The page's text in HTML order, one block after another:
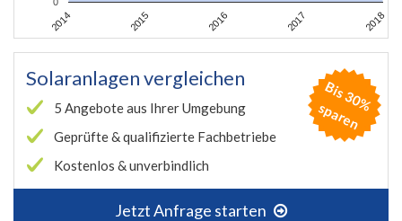
2014 2015 2016 2017 2018
Solaranlagen vergleichen
5 Angebote aus Ihrer Umgebung
Geprüfte & qualifizierte Fachbetriebe
Kostenlos & unverbindlich
Jetzt Anfrage starten
B
is
3
0
%
s
p
a
r
e
n